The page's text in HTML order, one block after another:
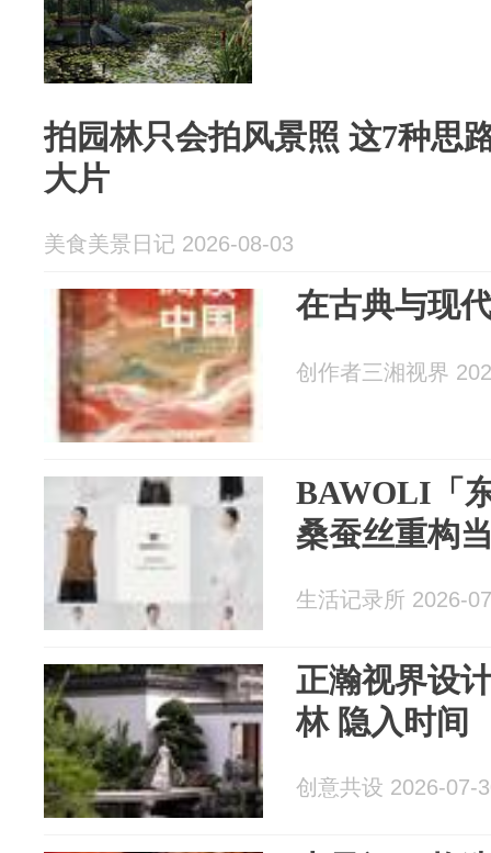
拍园林只会拍风景照 这7种思
大片
美食美景日记 2026-08-03
在古典与现
创作者三湘视界
BAWOLI「
桑蚕丝重构
生活记录所 2026-
正瀚视界设
林 隐入时间
创意共设 2026-07-